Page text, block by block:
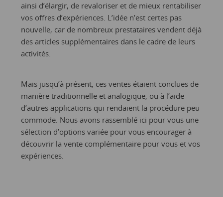
ainsi d’élargir, de revaloriser et de mieux rentabiliser
vos offres d’expériences. L’idée n’est certes pas
nouvelle, car de nombreux prestataires vendent déjà
des articles supplémentaires dans le cadre de leurs
activités.
Mais jusqu’à présent, ces ventes étaient conclues de
manière traditionnelle et analogique, ou à l’aide
d’autres applications qui rendaient la procédure peu
commode. Nous avons rassemblé ici pour vous une
sélection d’options variée pour vous encourager à
découvrir la vente complémentaire pour vous et vos
expériences.